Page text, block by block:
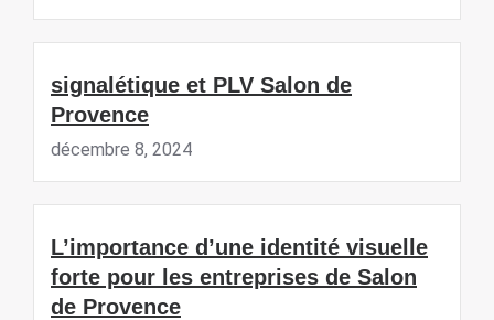
signalétique et PLV Salon de
Provence
décembre 8, 2024
L’importance d’une identité visuelle
forte pour les entreprises de Salon
de Provence